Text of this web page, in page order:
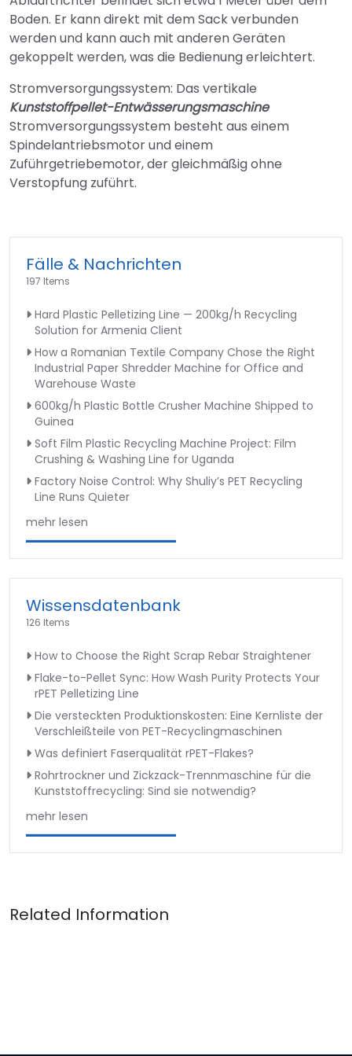
Boden. Er kann direkt mit dem Sack verbunden
werden und kann auch mit anderen Geräten
gekoppelt werden, was die Bedienung erleichtert.
Stromversorgungssystem: Das vertikale
Kunststoffpellet-Entwässerungsmaschine
Stromversorgungssystem besteht aus einem
Spindelantriebsmotor und einem
Zuführgetriebemotor, der gleichmäßig ohne
Verstopfung zuführt.
Fälle & Nachrichten
197 Items
Hard Plastic Pelletizing Line — 200kg/h Recycling
Solution for Armenia Client
How a Romanian Textile Company Chose the Right
Industrial Paper Shredder Machine for Office and
Warehouse Waste
600kg/h Plastic Bottle Crusher Machine Shipped to
Guinea
Soft Film Plastic Recycling Machine Project: Film
Crushing & Washing Line for Uganda
Factory Noise Control: Why Shuliy’s PET Recycling
Line Runs Quieter
mehr lesen
Wissensdatenbank
126 Items
How to Choose the Right Scrap Rebar Straightener
Flake-to-Pellet Sync: How Wash Purity Protects Your
rPET Pelletizing Line
Die versteckten Produktionskosten: Eine Kernliste der
Verschleißteile von PET-Recyclingmaschinen
Was definiert Faserqualität rPET-Flakes?
Rohrtrockner und Zickzack-Trennmaschine für die
Kunststoffrecycling: Sind sie notwendig?
mehr lesen